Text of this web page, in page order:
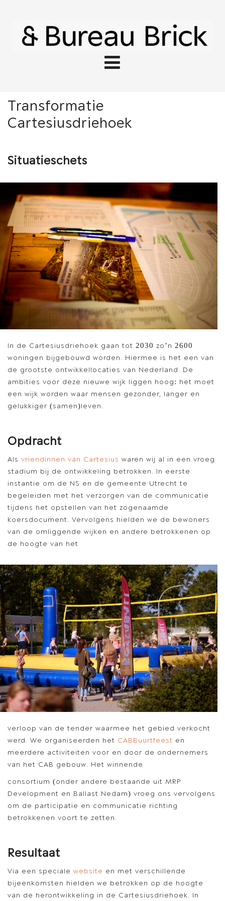
Transformatie
Cartesiusdriehoek
Situatieschets
In de Cartesiusdriehoek gaan tot 2030 zo’n 2600
woningen bijgebouwd worden. Hiermee is het een van
de grootste ontwikkellocaties van Nederland. De
ambities voor deze nieuwe wijk liggen hoog: het moet
een wijk worden waar mensen gezonder, langer en
gelukkiger (samen)leven.
Opdracht
Als vriendinnen van Cartesius waren wij al in een vroeg
stadium bij de ontwikkeling betrokken. In eerste
instantie om de NS en de gemeente Utrecht te
begeleiden met het verzorgen van de communicatie
tijdens het opstellen van het zogenaamde
koersdocument. Vervolgens hielden we de bewoners
van de omliggende wijken en andere betrokkenen op
de hoogte van het
verloop van de tender waarmee het gebied verkocht
werd. We organiseerden het CABBuurtfeest en
meerdere activiteiten voor en door de ondernemers
van het CAB gebouw. Het winnende
consortium (onder andere bestaande uit MRP
Development en Ballast Nedam) vroeg ons vervolgens
om de participatie en communicatie richting
betrokkenen voort te zetten.
Resultaat
Via een speciale website en met verschillende
bijeenkomsten hielden we betrokken op de hoogte
van de herontwikkeling in de Cartesiusdriehoek. In